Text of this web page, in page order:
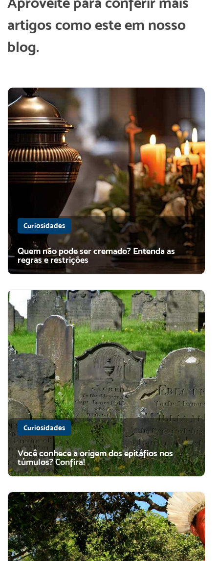
artigos como este em nosso
blog.
Curiosidades
Quem não pode ser cremado? Entenda as
regras e restrições
Curiosidades
Você conhece a origem dos epitáfios nos
túmulos? Confira!